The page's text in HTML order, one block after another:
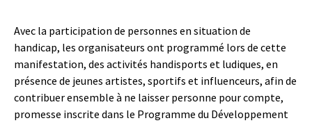
Avec la participation de personnes en situation de
handicap, les organisateurs ont programmé lors de cette
manifestation, des activités handisports et ludiques, en
présence de jeunes artistes, sportifs et influenceurs, afin de
contribuer ensemble à ne laisser personne pour compte,
promesse inscrite dans le Programme du Développement